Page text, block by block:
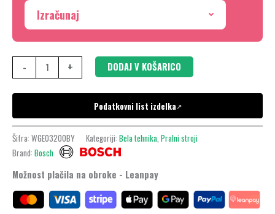
Izračunaj
-
WGE03200BY
+ DODAJ V KOŠARICO
Podatkovni list izdelka↗
Šifra: WGE03200BY Kategoriji: Bela tehnika Pralni stroji
Brand: Bosch
Možnost plačila na obroke - Leanpay